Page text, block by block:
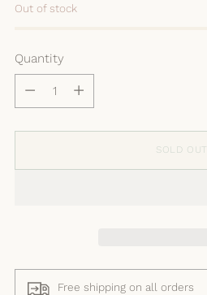
Out of stock
Quantity
SOLD OUT
Free shipping on all orders